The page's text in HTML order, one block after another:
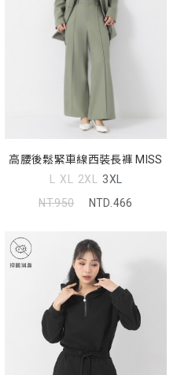
高腰後鬆緊車線西裝長褲 MISS
L XL 2XL 3XL
NT.950
NTD.466